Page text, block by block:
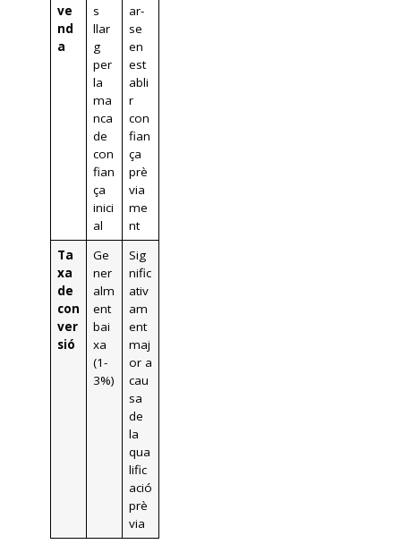
ve
nd
a
s
llar
g
per
la
ma
nca
de
con
fian
ça
inici
al
ar-
se
en
est
abli
r
con
fian
ça
prè
via
me
nt
Ta
xa
de
con
ver
sió
Ge
ner
alm
ent
bai
xa
(1-
3%)
Sig
nific
ativ
am
ent
maj
or a
cau
sa
de
la
qua
lific
ació
prè
via